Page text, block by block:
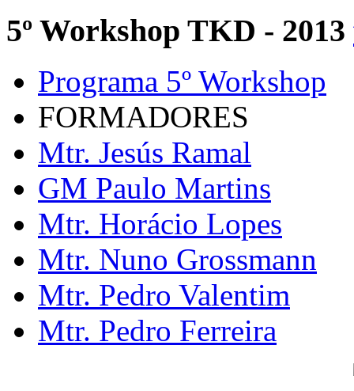
5º Workshop TKD - 2013
Programa 5º Workshop
FORMADORES
Mtr. Jesús Ramal
GM Paulo Martins
Mtr. Horácio Lopes
Mtr. Nuno Grossmann
Mtr. Pedro Valentim
Mtr. Pedro Ferreira